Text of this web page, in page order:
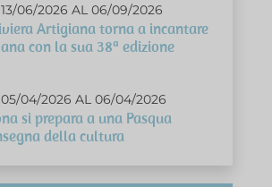
06/2026 AL 06/09/2026
Artigiana torna a incantare
con la sua 38ª edizione
04/2026 AL 06/04/2026
si prepara a una Pasqua
della cultura